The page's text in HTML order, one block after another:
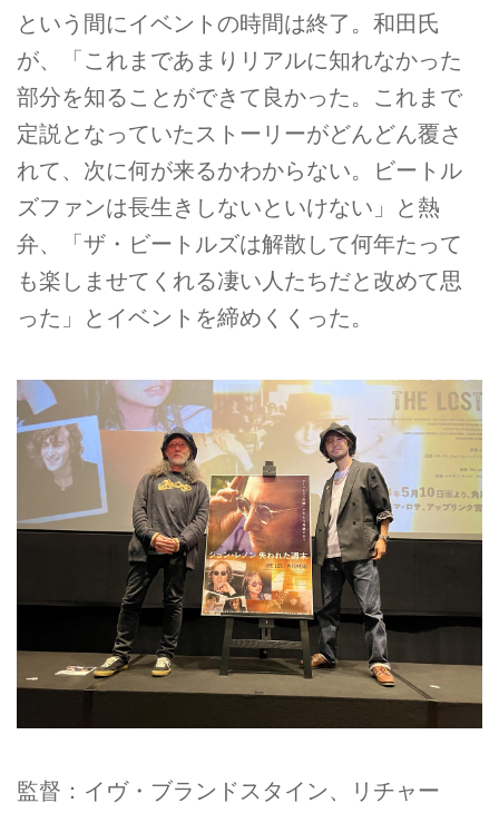
という間にイベントの時間は終了。和田氏
が、「これまであまりリアルに知れなかった
部分を知ることができて良かった。これまで
定説となっていたストーリーがどんどん覆さ
れて、次に何が来るかわからない。ビートル
ズファンは長生きしないといけない」と熱
弁、「ザ・ビートルズは解散して何年たって
も楽しませてくれる凄い人たちだと改めて思
った」とイベントを締めくくった。
監督：イヴ・ブランドスタイン、リチャー